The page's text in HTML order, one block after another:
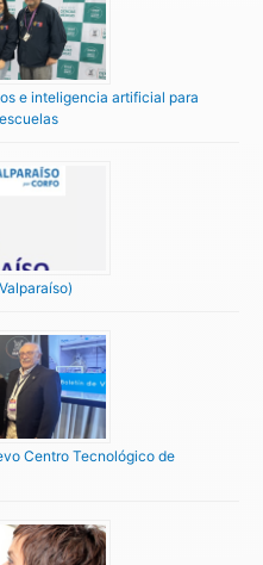
e inteligencia artificial para
Centro Tecnológico de